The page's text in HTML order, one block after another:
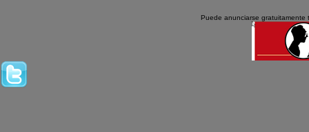
Puede anunciarse